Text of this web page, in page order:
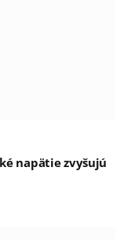
napätie zvyšujú